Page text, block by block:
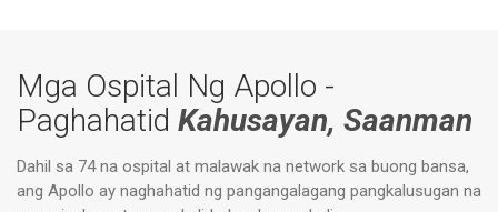
Mga Ospital Ng Apollo -
Paghahatid Kahusayan, Saanman
Dahil sa 74 na ospital at malawak na network sa buong bansa,
ang Apollo ay naghahatid ng pangangalagang pangkalusugan na